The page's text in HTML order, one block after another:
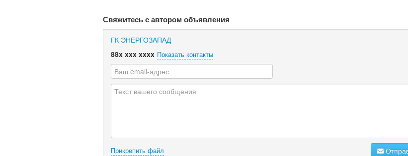
Свяжитесь с автором объявления
ГК ЭНЕРГОЗАПАД
88x xxx xxxx Показать контакты
Прикрепить файл